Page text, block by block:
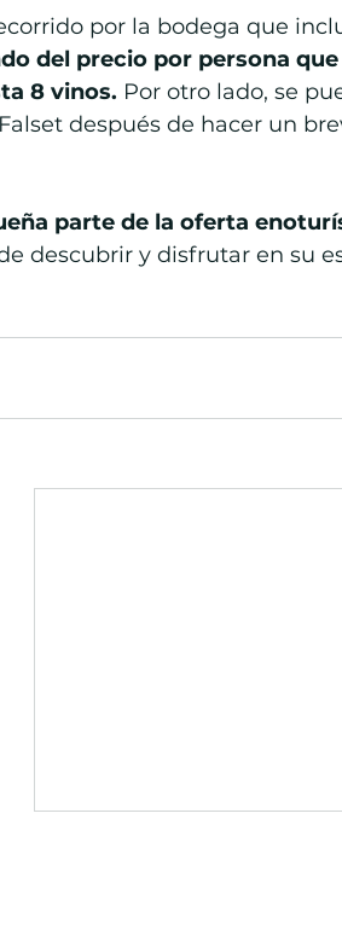
por la bodega que
del precio por persona
8 vinos. Por otro lado, se
después de hacer un
parte de la oferta
descubrir y disfrutar en su